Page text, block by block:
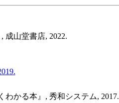
成山堂書店, 2022.
かる本』, 秀和システム, 2017.